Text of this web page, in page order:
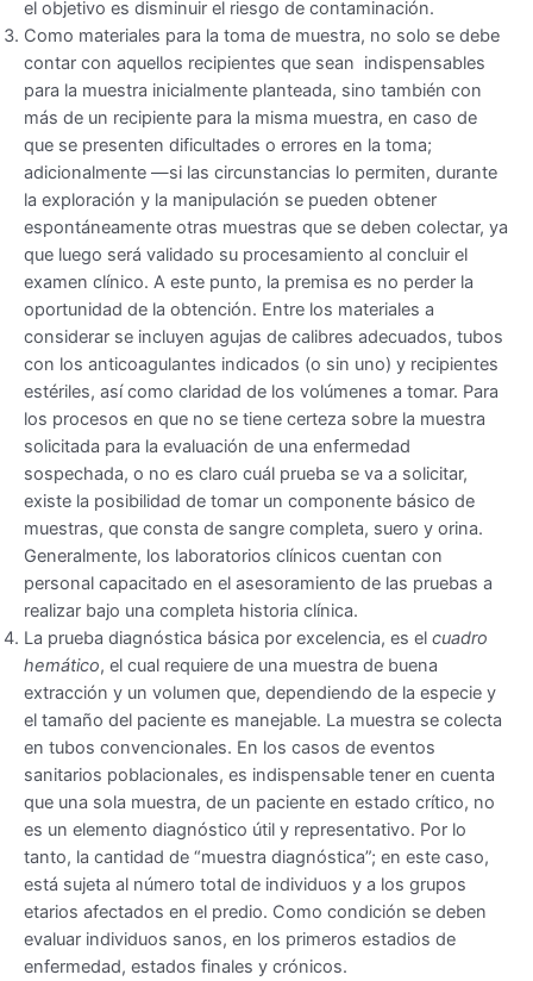
el objetivo es disminuir el riesgo de contaminación.
Como materiales para la toma de muestra, no solo se debe
contar con aquellos recipientes que sean indispensables
para la muestra inicialmente planteada, sino también con
más de un recipiente para la misma muestra, en caso de
que se presenten dificultades o errores en la toma;
adicionalmente —si las circunstancias lo permiten, durante
la exploración y la manipulación se pueden obtener
espontáneamente otras muestras que se deben colectar, ya
que luego será validado su procesamiento al concluir el
examen clínico. A este punto, la premisa es no perder la
oportunidad de la obtención. Entre los materiales a
considerar se incluyen agujas de calibres adecuados, tubos
con los anticoagulantes indicados (o sin uno) y recipientes
estériles, así como claridad de los volúmenes a tomar. Para
los procesos en que no se tiene certeza sobre la muestra
solicitada para la evaluación de una enfermedad
sospechada, o no es claro cuál prueba se va a solicitar,
existe la posibilidad de tomar un componente básico de
muestras, que consta de sangre completa, suero y orina.
Generalmente, los laboratorios clínicos cuentan con
personal capacitado en el asesoramiento de las pruebas a
realizar bajo una completa historia clínica.
La prueba diagnóstica básica por excelencia, es el cuadro
hemático, el cual requiere de una muestra de buena
extracción y un volumen que, dependiendo de la especie y
el tamaño del paciente es manejable. La muestra se colecta
en tubos convencionales. En los casos de eventos
sanitarios poblacionales, es indispensable tener en cuenta
que una sola muestra, de un paciente en estado crítico, no
es un elemento diagnóstico útil y representativo. Por lo
tanto, la cantidad de “muestra diagnóstica”; en este caso,
está sujeta al número total de individuos y a los grupos
etarios afectados en el predio. Como condición se deben
evaluar individuos sanos, en los primeros estadios de
enfermedad, estados finales y crónicos.